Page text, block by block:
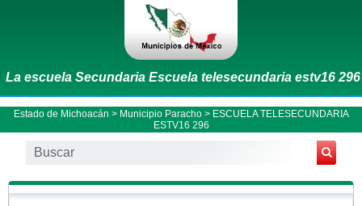
La escuela Secundaria Escuela telesecundaria estv16 296
Estado de Michoacán > Municipio Paracho> ESCUELA TELESECUNDARIA
ESTV16 296